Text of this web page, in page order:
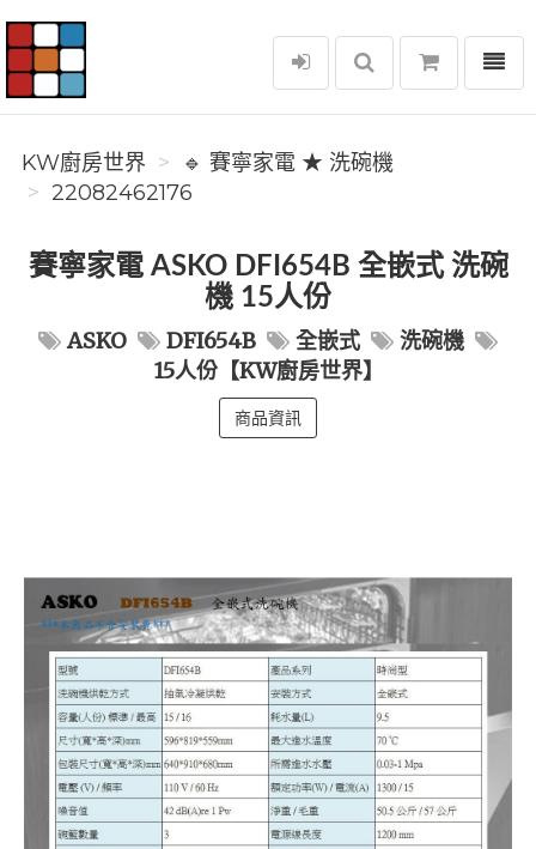
KW廚房世界
選單
KW廚房世界
🔹 賽寧家電 ★ 洗碗機
22082462176
賽寧家電 ASKO DFI654B 全嵌式 洗碗
機 15人份
ASKO DFI654B 全嵌式
洗碗機
15人份【KW廚房世界】
商品資訊